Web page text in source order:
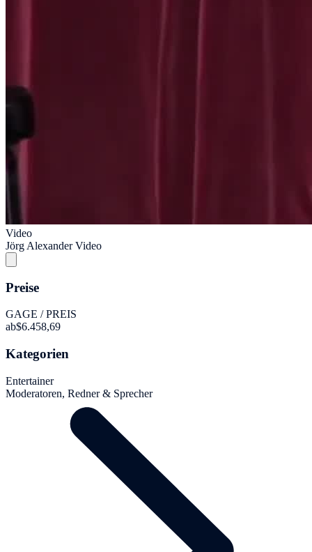
Video
Jörg Alexander Video
Preise
GAGE / PREIS
ab$6.458,69
Kategorien
Entertainer
Moderatoren, Redner & Sprecher